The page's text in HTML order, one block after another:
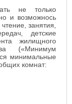
не только
и возможнось
занятия,
детские
жилищного
(«Минимум
минимальные
комнат: